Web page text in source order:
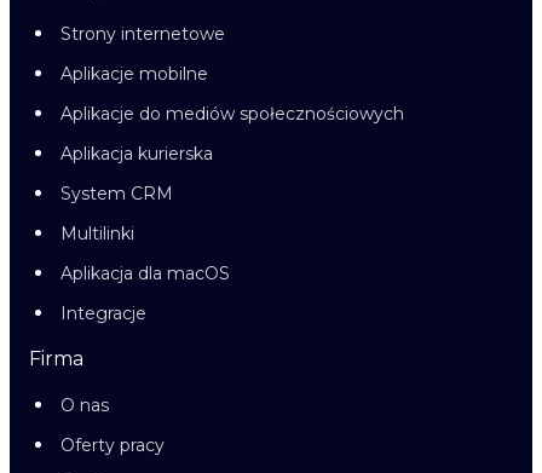
Strony internetowe
Aplikacje mobilne
Aplikacje do mediów społecznościowych
Aplikacja kurierska
System CRM
Multilinki
Aplikacja dla macOS
Integracje
Firma
O nas
Oferty pracy